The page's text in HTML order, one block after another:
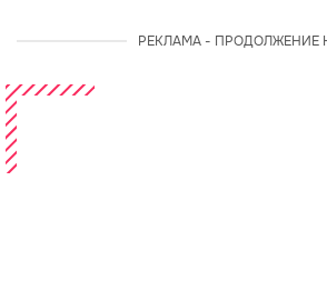
РЕКЛАМА - ПРОДОЛЖЕНИЕ